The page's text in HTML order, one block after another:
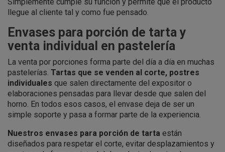
Simplemente cumple su función y permite que el producto
llegue al cliente tal y como fue pensado.
Envases para porción de tarta y
venta individual en pastelería
La venta por porciones forma parte del día a día en muchas
pastelerías. Tartas que se venden al corte, postres
individuales que salen directamente del expositor o
elaboraciones pensadas para llevar desde que salen del
horno. En todos esos casos, el envase deja de ser un
simple soporte y pasa a formar parte de la experiencia.
Nuestros envases para porción de tarta están
diseñados para respetar el corte, evitar desplazamientos y